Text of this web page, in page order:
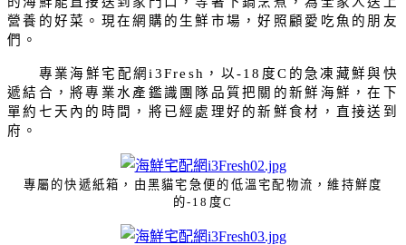
營養的好菜。現在網購的生鮮市場，好照顧愛吃魚的朋友
們。
專業海鮮宅配網i3Fresh ，以 -18 度C 的急凍藏鮮與快
遞結合，將專業水產鑑識團隊品質把關的新鮮海鮮，在下
單約七天內的時間，將已經處理好的新鮮食材，直接送到
府。
專屬的快遞紙箱，由黑貓宅急便的低溫宅配物流，維持鮮度
的-18 度C